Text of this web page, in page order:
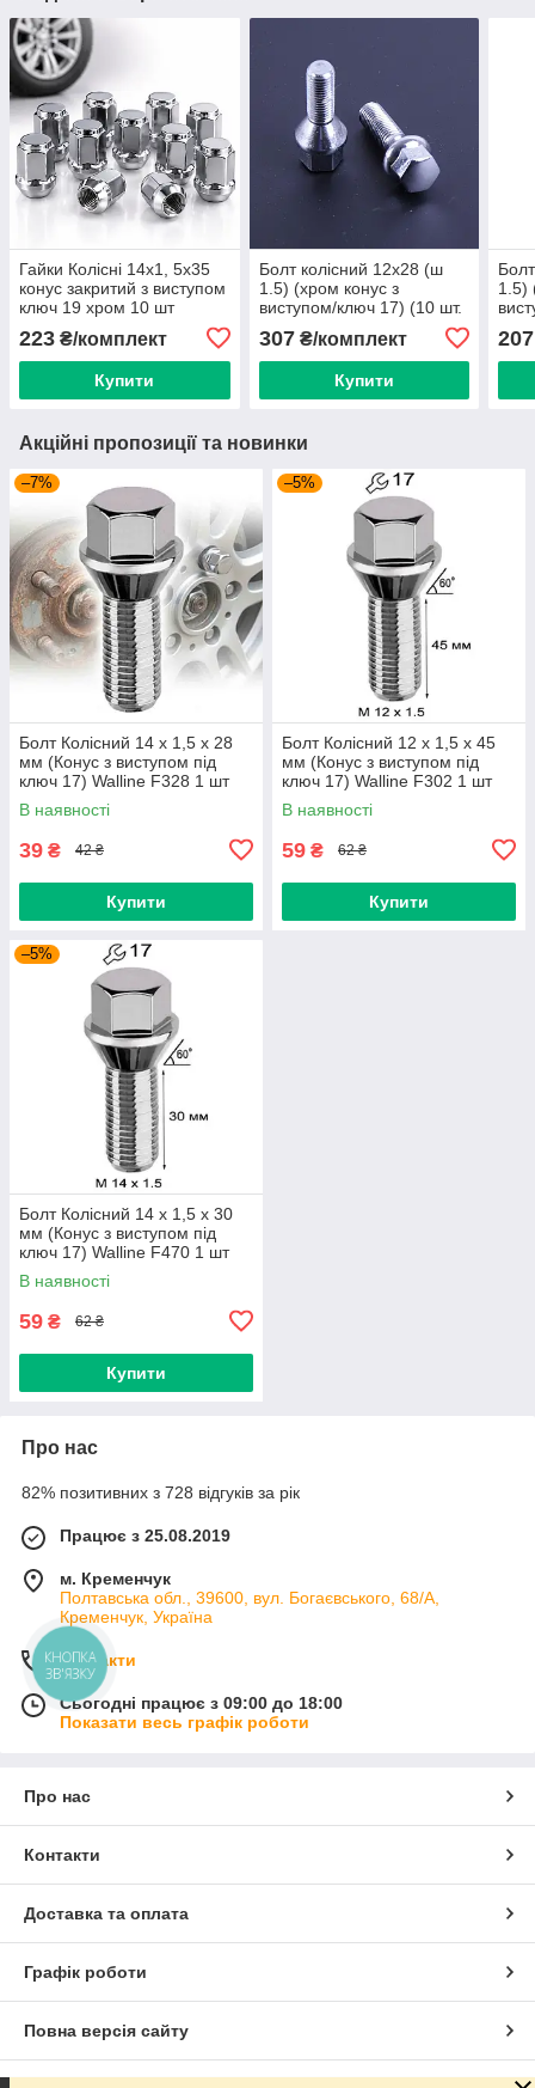
Гайки Колісні 14х1, 5х35
конус закритий з виступом
ключ 19 хром 10 шт
223 ₴/комплект
Купити
Болт колісний 12х28 (ш
1.5) (хром конус з
виступом/ключ 17) (10 шт.
307₴/комплект
Купити
1.5)
207
Акційні пропозиції та новинки
–7%
Болт Колісний 14 х 1,5 х 28
мм (Конус з виступом під
ключ 17) Walline F328 1 шт
В наявності
39 ₴ 42 ₴
Купити
–5%
Болт Колісний 12 х 1,5 х 45
мм (Конус з виступом під
ключ 17) Walline F302 1 шт
В наявності
59 ₴ 62 ₴
Купити
–5%
Болт Колісний 14 х 1,5 х 30
мм (Конус з виступом під
ключ 17) Walline F470 1 шт
В наявності
59 ₴ 62 ₴
Купити
Про нас
82% позитивних з 728 відгуків за рік
Працює з 25.08.2019
м. Кременчук
Полтавська обл., 39600, вул. Богаєвського, 68/А,
Кременчук, Україна
Контакти
Сьогодні працює з 09:00 до 18:00
Показати весь графік роботи
Про нас
Контакти
Доставка та оплата
Графік роботи
Повна версія сайту
КНОПКА
ЗВ'ЯЗКУ